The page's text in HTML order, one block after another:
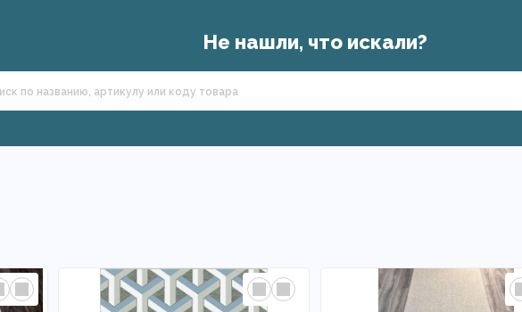
Не нашли, что искали?